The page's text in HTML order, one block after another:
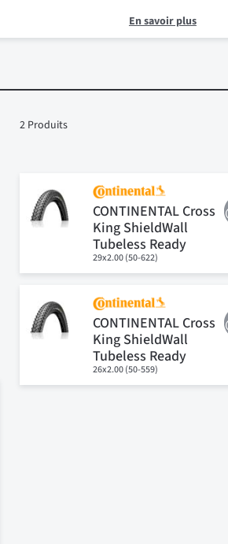
En savoir plus
2 Produits
CONTINENTAL Cross
King ShieldWall
Tubeless Ready
29x2.00 (50-622)
CONTINENTAL Cross
King ShieldWall
Tubeless Ready
26x2.00 (50-559)